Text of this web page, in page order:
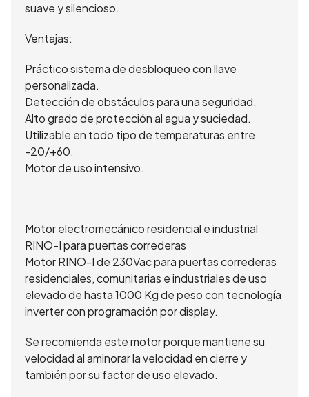
suave y silencioso.
Ventajas:
Práctico sistema de desbloqueo con llave
personalizada.
Detección de obstáculos para una seguridad.
Alto grado de protección al agua y suciedad.
Utilizable en todo tipo de temperaturas entre
-20/+60.
Motor de uso intensivo.
Motor electromecánico residencial e industrial
RINO-I para puertas correderas
Motor RINO-I de 230Vac para puertas correderas
residenciales, comunitarias e industriales de uso
elevado de hasta 1000 Kg de peso con tecnología
inverter con programación por display.
Se recomienda este motor porque mantiene su
velocidad al aminorar la velocidad en cierre y
también por su factor de uso elevado.